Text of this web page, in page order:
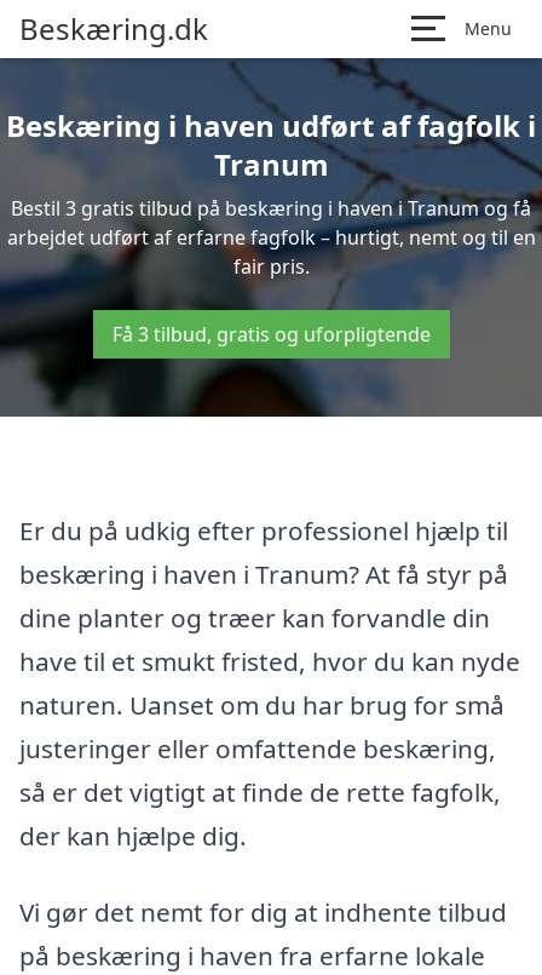
Beskæring.dk Menu
Beskæring i haven udført af fagfolk i
Tranum
Bestil 3 gratis tilbud på beskæring i haven i Tranum og få
arbejdet udført af erfarne fagfolk – hurtigt, nemt og til en
fair pris.
Få 3 tilbud, gratis og uforpligtende
Er du på udkig efter professionel hjælp til
beskæring i haven i Tranum? At få styr på
dine planter og træer kan forvandle din
have til et smukt fristed, hvor du kan nyde
naturen. Uanset om du har brug for små
justeringer eller omfattende beskæring,
så er det vigtigt at finde de rette fagfolk,
der kan hjælpe dig.
Vi gør det nemt for dig at indhente tilbud
på beskæring i haven fra erfarne lokale